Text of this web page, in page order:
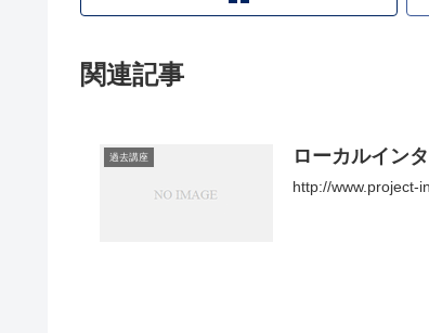
関連記事
過去講座 ローカルイン
http://www.project-